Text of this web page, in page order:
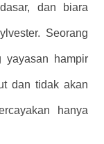
dan biara
Seorang
yayasan hampir
dan tidak akan
hanya